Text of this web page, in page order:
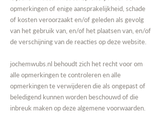
opmerkingen of enige aansprakelijkheid, schade
of kosten veroorzaakt en/of geleden als gevolg
van het gebruik van, en/of het plaatsen van, en/of
de verschijning van de reacties op deze website.
jochemwubs.nl behoudt zich het recht voor om
alle opmerkingen te controleren en alle
opmerkingen te verwijderen die als ongepast of
beledigend kunnen worden beschouwd of die
inbreuk maken op deze algemene voorwaarden.